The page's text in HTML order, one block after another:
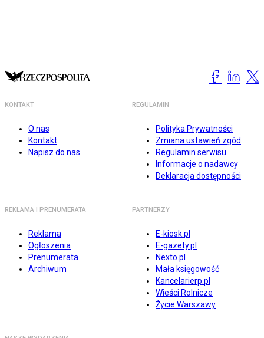
KONTAKT
O nas
Kontakt
Napisz do nas
REGULAMIN
Polityka Prywatności
Zmiana ustawień zgód
Regulamin serwisu
Informacje o nadawcy
Deklaracja dostępności
REKLAMA I PRENUMERATA
Reklama
Ogłoszenia
Prenumerata
Archiwum
PARTNERZY
E-kiosk.pl
E-gazety.pl
Nexto.pl
Mała księgowość
Kancelarierp.pl
Wieści Rolnicze
Życie Warszawy